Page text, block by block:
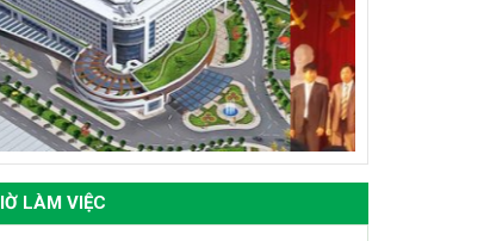
LÀM VIỆC